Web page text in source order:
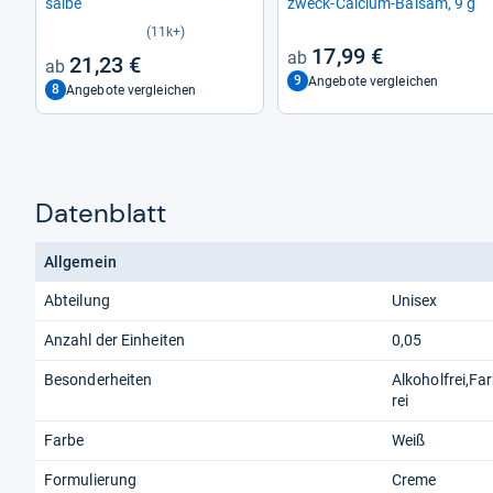
(11k+)
21,23 €
8 Angebote vergleichen
17,99 €
9 Angebote vergleichen
Datenblatt
Allgemein
Abteilung Unisex
Anzahl der Einheiten 0,05
Besonderheiten
rei
Farbe Weiß
Formulierung Creme